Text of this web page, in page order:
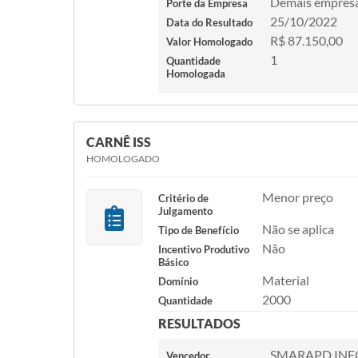
Porte da Empresa
Data do Resultado 25/10/2022
Valor Homologado R$ 87.150,00
Quantidade
Homologada
1
CARNÊ ISS
HOMOLOGADO
Critério de
Julgamento
Menor preço
Tipo de Benefício Não se aplica
Incentivo Produtivo
Básico
Não
Domínio Material
Quantidade
2000
RESULTADOS
SMARAPD